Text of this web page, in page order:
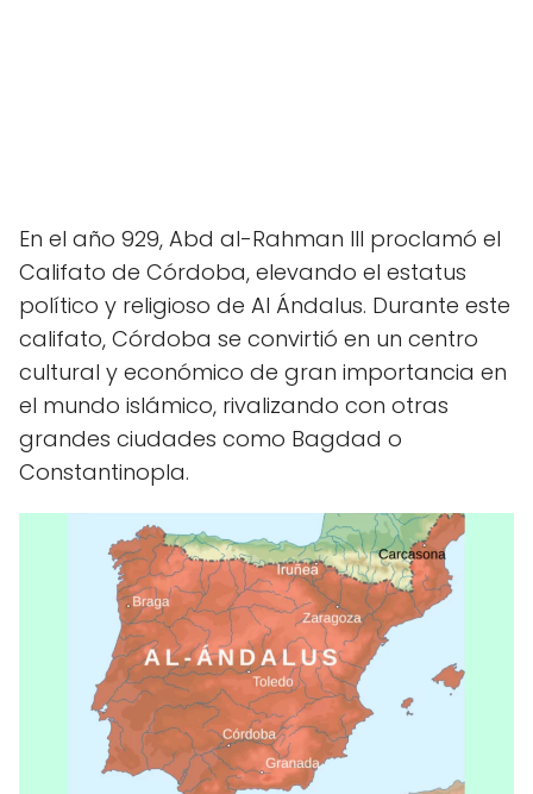
En el año 929, Abd al-Rahman III proclamó el
Califato de Córdoba, elevando el estatus
político y religioso de Al Ándalus. Durante este
califato, Córdoba se convirtió en un centro
cultural y económico de gran importancia en
el mundo islámico, rivalizando con otras
grandes ciudades como Bagdad o
Constantinopla.